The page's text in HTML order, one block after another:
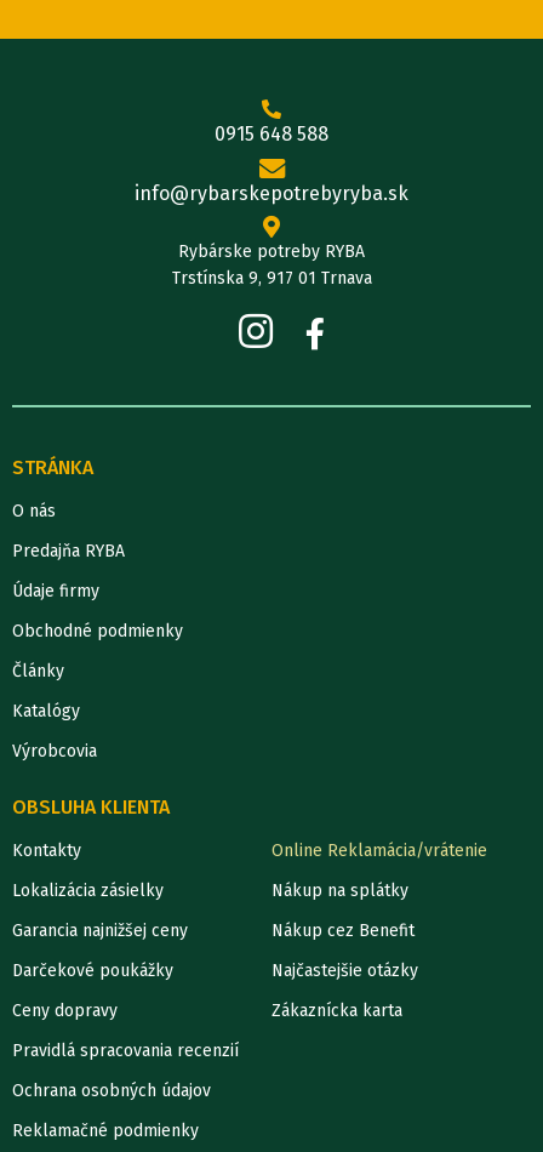
0915 648 588
info@rybarskepotrebyryba.sk
Rybárske potreby RYBA
Trstínska 9, 917 01 Trnava
STRÁNKA
O nás
Predajňa RYBA
Údaje firmy
Obchodné podmienky
Články
Katalógy
Výrobcovia
OBSLUHA KLIENTA
Kontakty
Lokalizácia zásielky
Garancia najnižšej ceny
Darčekové poukážky
Ceny dopravy
Pravidlá spracovania recenzií
Ochrana osobných údajov
Reklamačné podmienky
Online Reklamácia/vrátenie
Nákup na splátky
Nákup cez Benefit
Najčastejšie otázky
Zákaznícka karta